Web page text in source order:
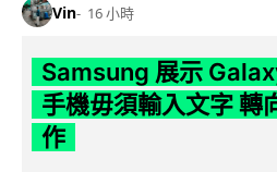
Vin 16 小時
Samsung 展示
手機毋須輸入文字 轉
作